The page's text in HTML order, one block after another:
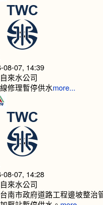
08-07, 14:39
來水公司
修理暫停供水more...
08-07, 14:28
來水公司
南市政府道路工程邊坡整治